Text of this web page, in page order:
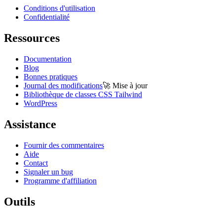
Conditions d'utilisation
Confidentialité
Ressources
Documentation
Blog
Bonnes pratiques
Journal des modifications🚀 Mise à jour
Bibliothèque de classes CSS Tailwind
WordPress
Assistance
Fournir des commentaires
Aide
Contact
Signaler un bug
Programme d'affiliation
Outils